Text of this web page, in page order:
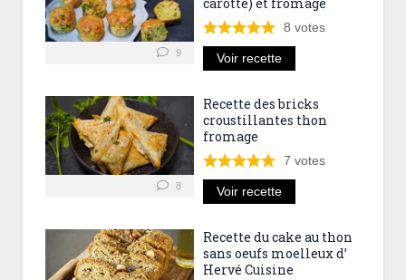
9
8 votes
Voir recette
8
Recette des bricks
croustillantes thon
fromage
7 votes
Voir recette
Recette du cake au thon
sans oeufs moelleux d’
Hervé Cuisine